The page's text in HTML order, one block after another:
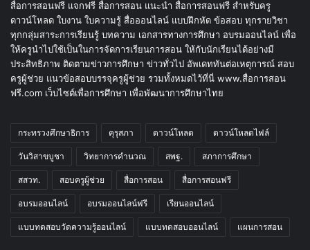
สื่อการสอนฟรี แจกฟรี สื่อการสอน แนะนำ สื่อการสอนฟรี สำหรับครู
ดาวน์โหลด ใบงาน ใบความรู้ สื่อออนไลน์ แบบฝึกหัด ข้อสอบ ทุกรายวิชา
ทุกกลุ่มสาระการเรียนรู้ บทความ เอกสารทางการศึกษา อบรมออนไลน์ เพื่อ
ให้ครูนำไปใช้เป็นในการจัดการเรียนการสอน ให้กับนักเรียนได้อย่างมี
ประสิทธิภาพ ติดตามข่าวการศึกษา ข่าวทั่วไป อัพเดททันต่อเหตุการณ์ สอบ
ครูผู้ช่วย แนวข้อสอบบรรจุครูผู้ช่วย รวมทั้งหมดไว้ที่นี่ www.สื่อการสอน
ฟรี.com เว็บไซต์เพื่อการศึกษา เพื่อพัฒนาการศึกษาไทย
กระทรวงศึกษาธิการ คุรุสภา ดาวน์โหลด ดาวน์โหลดไฟล์
วันวิสาขบูชา วิทยาการคำนวณ สพฐ. สภาการศึกษา
สสวท. สอบครูผู้ช่วย สื่อการสอน สื่อการสอนฟรี
อบรมออนไลน์ อบรมออนไลน์ฟรี เรียนออนไลน์
แบบทดสอบวัดความรู้ออนไลน์ แบบทดสอบออนไลน์ แผนการสอน